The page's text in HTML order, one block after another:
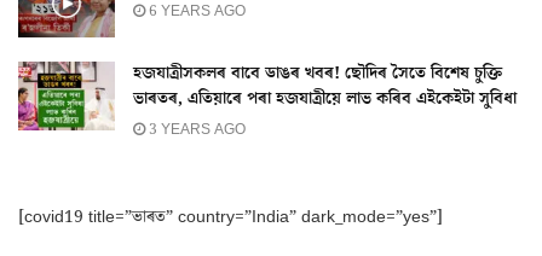
6 YEARS AGO
হজযাত্ৰীসকলৰ বাবে ডাঙৰ খবৰ! ছৌদিৰ সৈতে বিশেষ চুক্তি
ভাৰতৰ, এতিয়াৰে পৰা হজযাত্ৰীয়ে লাভ কৰিব এইকেইটা সুবিধা
3 YEARS AGO
[covid19 title=”ভাৰত” country=”India” dark_mode=”yes”]